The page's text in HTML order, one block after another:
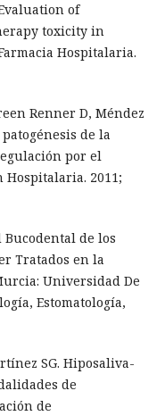
of
toxicity in
Hospitalaria.
Renner D, Méndez
de la
por el
2011;
Bucodental de los
Tratados en la
Universidad De
Estomatología,
SG. Hiposaliva-
de
de